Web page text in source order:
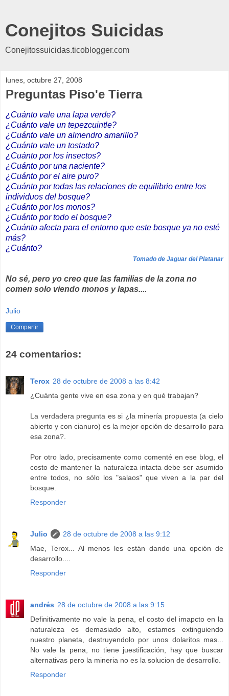
Conejitos Suicidas
Conejitossuicidas.ticoblogger.com
lunes, octubre 27, 2008
Preguntas Piso'e Tierra
¿Cuánto vale una lapa verde?
¿Cuánto vale un tepezcuintle?
¿Cuánto vale un almendro amarillo?
¿Cuánto vale un tostado?
¿Cuánto por los insectos?
¿Cuánto por una naciente?
¿Cuánto por el aire puro?
¿Cuánto por todas las relaciones de equilibrio entre los
individuos del bosque?
¿Cuánto por los monos?
¿Cuánto por todo el bosque?
¿Cuánto afecta para el entorno que este bosque ya no esté
más?
¿Cuánto?
Tomado de Jaguar del Platanar
No sé, pero yo creo que las familias de la zona no
comen solo viendo monos y lapas....
Julio
Compartir
24 comentarios:
Terox 28 de octubre de 2008 a las 8:42
¿Cuánta gente vive en esa zona y en qué trabajan?
La verdadera pregunta es si ¿la minería propuesta (a cielo
abierto y con cianuro) es la mejor opción de desarrollo para
esa zona?.
Por otro lado, precisamente como comenté en ese blog, el
costo de mantener la naturaleza intacta debe ser asumido
entre todos, no sólo los "salaos" que viven a la par del
bosque.
Responder
Julio
28 de octubre de 2008 a las 9:12
Mae, Terox... Al menos les están dando una opción de
desarrollo....
Responder
andrés 28 de octubre de 2008 a las 9:15
Definitivamente no vale la pena, el costo del imapcto en la
naturaleza es demasiado alto, estamos extinguiendo
nuestro planeta, destruyendolo por unos dolaritos mas...
No vale la pena, no tiene juestificación, hay que buscar
alternativas pero la mineria no es la solucion de desarrollo.
Responder